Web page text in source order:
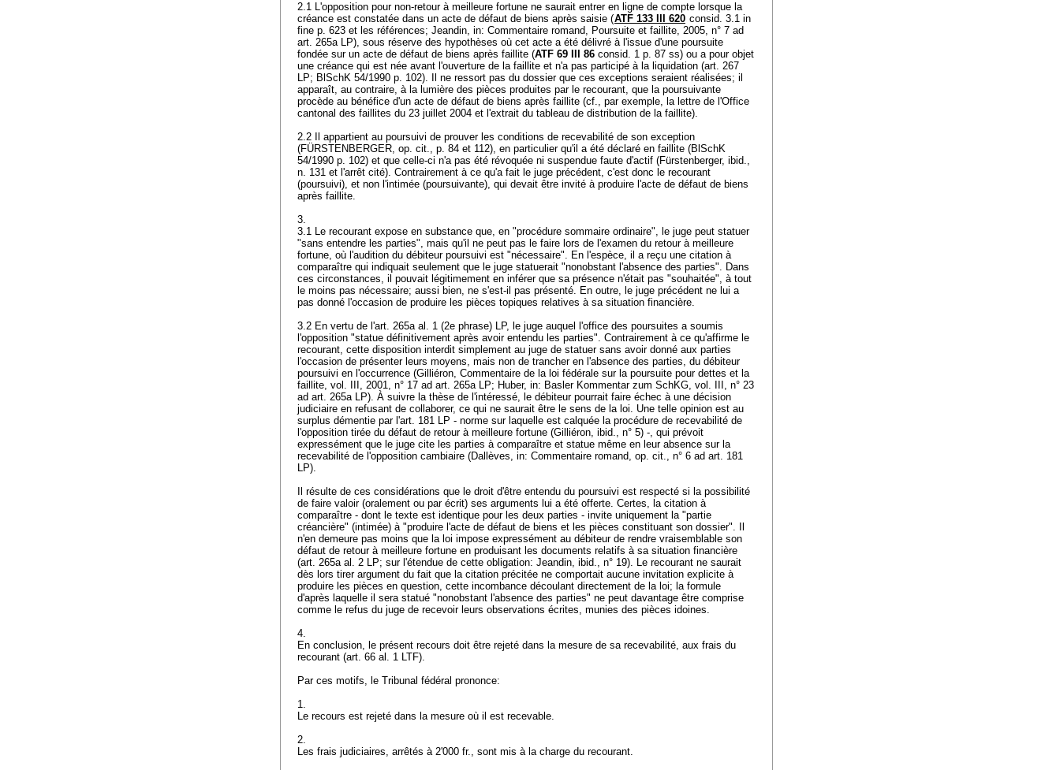
2.1 L'opposition pour non-retour à meilleure fortune ne saurait entrer en ligne de compte lorsque la
créance est constatée dans un acte de défaut de biens après saisie (ATF 133 III 620 consid. 3.1 in
fine p. 623 et les références; Jeandin, in: Commentaire romand, Poursuite et faillite, 2005, n° 7 ad
art. 265a LP), sous réserve des hypothèses où cet acte a été délivré à l'issue d'une poursuite
fondée sur un acte de défaut de biens après faillite (ATF 69 III 86 consid. 1 p. 87 ss) ou a pour objet
une créance qui est née avant l'ouverture de la faillite et n'a pas participé à la liquidation (art. 267
LP; BlSchK 54/1990 p. 102). Il ne ressort pas du dossier que ces exceptions seraient réalisées; il
apparaît, au contraire, à la lumière des pièces produites par le recourant, que la poursuivante
procède au bénéfice d'un acte de défaut de biens après faillite (cf., par exemple, la lettre de l'Office
cantonal des faillites du 23 juillet 2004 et l'extrait du tableau de distribution de la faillite).
2.2 Il appartient au poursuivi de prouver les conditions de recevabilité de son exception
(FÜRSTENBERGER, op. cit., p. 84 et 112), en particulier qu'il a été déclaré en faillite (BlSchK
54/1990 p. 102) et que celle-ci n'a pas été révoquée ni suspendue faute d'actif (Fürstenberger, ibid.,
n. 131 et l'arrêt cité). Contrairement à ce qu'a fait le juge précédent, c'est donc le recourant
(poursuivi), et non l'intimée (poursuivante), qui devait être invité à produire l'acte de défaut de biens
après faillite.
3.
3.1 Le recourant expose en substance que, en "procédure sommaire ordinaire", le juge peut statuer
"sans entendre les parties", mais qu'il ne peut pas le faire lors de l'examen du retour à meilleure
fortune, où l'audition du débiteur poursuivi est "nécessaire". En l'espèce, il a reçu une citation à
comparaître qui indiquait seulement que le juge statuerait "nonobstant l'absence des parties". Dans
ces circonstances, il pouvait légitimement en inférer que sa présence n'était pas "souhaitée", à tout
le moins pas nécessaire; aussi bien, ne s'est-il pas présenté. En outre, le juge précédent ne lui a
pas donné l'occasion de produire les pièces topiques relatives à sa situation financière.
3.2 En vertu de l'art. 265a al. 1 (2e phrase) LP, le juge auquel l'office des poursuites a soumis
l'opposition "statue définitivement après avoir entendu les parties". Contrairement à ce qu'affirme le
recourant, cette disposition interdit simplement au juge de statuer sans avoir donné aux parties
l'occasion de présenter leurs moyens, mais non de trancher en l'absence des parties, du débiteur
poursuivi en l'occurrence (Gilliéron, Commentaire de la loi fédérale sur la poursuite pour dettes et la
faillite, vol. III, 2001, n° 17 ad art. 265a LP; Huber, in: Basler Kommentar zum SchKG, vol. III, n° 23
ad art. 265a LP). À suivre la thèse de l'intéressé, le débiteur pourrait faire échec à une décision
judiciaire en refusant de collaborer, ce qui ne saurait être le sens de la loi. Une telle opinion est au
surplus démentie par l'art. 181 LP - norme sur laquelle est calquée la procédure de recevabilité de
l'opposition tirée du défaut de retour à meilleure fortune (Gilliéron, ibid., n° 5) -, qui prévoit
expressément que le juge cite les parties à comparaître et statue même en leur absence sur la
recevabilité de l'opposition cambiaire (Dallèves, in: Commentaire romand, op. cit., n° 6 ad art. 181
LP).
Il résulte de ces considérations que le droit d'être entendu du poursuivi est respecté si la possibilité
de faire valoir (oralement ou par écrit) ses arguments lui a été offerte. Certes, la citation à
comparaître - dont le texte est identique pour les deux parties - invite uniquement la "partie
créancière" (intimée) à "produire l'acte de défaut de biens et les pièces constituant son dossier". Il
n'en demeure pas moins que la loi impose expressément au débiteur de rendre vraisemblable son
défaut de retour à meilleure fortune en produisant les documents relatifs à sa situation financière
(art. 265a al. 2 LP; sur l'étendue de cette obligation: Jeandin, ibid., n° 19). Le recourant ne saurait
dès lors tirer argument du fait que la citation précitée ne comportait aucune invitation explicite à
produire les pièces en question, cette incombance découlant directement de la loi; la formule
d'après laquelle il sera statué "nonobstant l'absence des parties" ne peut davantage être comprise
comme le refus du juge de recevoir leurs observations écrites, munies des pièces idoines.
4.
En conclusion, le présent recours doit être rejeté dans la mesure de sa recevabilité, aux frais du
recourant (art. 66 al. 1 LTF).
Par ces motifs, le Tribunal fédéral prononce:
1.
Le recours est rejeté dans la mesure où il est recevable.
2.
Les frais judiciaires, arrêtés à 2'000 fr., sont mis à la charge du recourant.